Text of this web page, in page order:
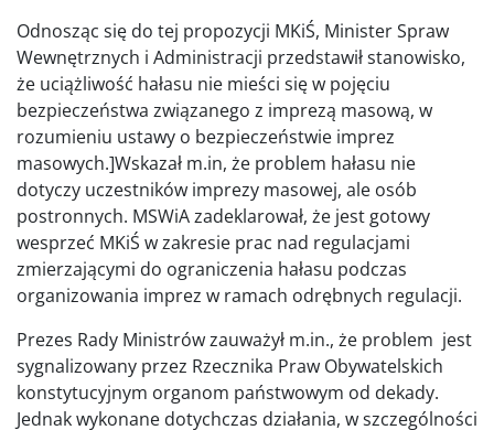
Odnosząc się do tej propozycji MKiŚ, Minister Spraw
Wewnętrznych i Administracji przedstawił stanowisko,
że uciążliwość hałasu nie mieści się w pojęciu
bezpieczeństwa związanego z imprezą masową, w
rozumieniu ustawy o bezpieczeństwie imprez
masowych.]Wskazał m.in, że problem hałasu nie
dotyczy uczestników imprezy masowej, ale osób
postronnych. MSWiA zadeklarował, że jest gotowy
wesprzeć MKiŚ w zakresie prac nad regulacjami
zmierzającymi do ograniczenia hałasu podczas
organizowania imprez w ramach odrębnych regulacji.
Prezes Rady Ministrów zauważył m.in., że problem jest
sygnalizowany przez Rzecznika Praw Obywatelskich
konstytucyjnym organom państwowym od dekady.
Jednak wykonane dotychczas działania, w szczególności